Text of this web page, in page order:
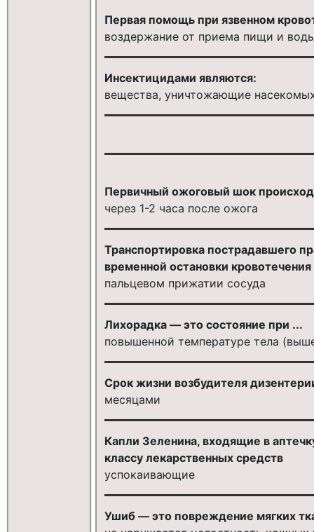
Первая помощь при язвенном
воздержание от приема пищи и
Инсектицидами являются:
вещества, уничтожающие
Первичный ожоговый шок
через 1-2 часа после ожога
Транспортировка пострадавшего
временной остановки кровотечения
пальцевом прижатии сосуда
Лихорадка — это состояние при ...
повышенной температуре тела
Срок жизни возбудителя
месяцами
Капли Зеленина, входящие в
классу лекарственных средств
успокаивающие
Ушиб — это повреждение мягких